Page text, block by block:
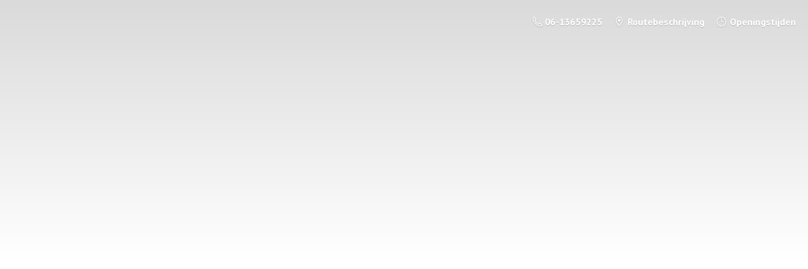
06-13659225 Routebeschrijving Openingstijden